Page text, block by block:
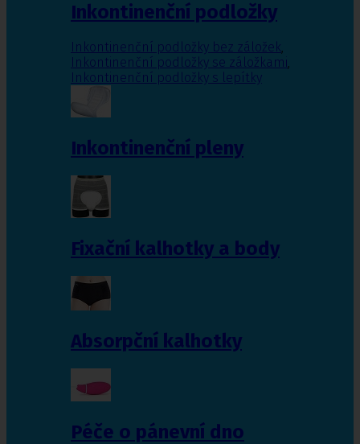
Inkontinenční podložky
Inkontinenční podložky bez záložek,
Inkontinenční podložky se záložkami,
Inkontinenční podložky s lepítky
Inkontinenční pleny
Fixační kalhotky a body
Absorpční kalhotky
Péče o pánevní dno